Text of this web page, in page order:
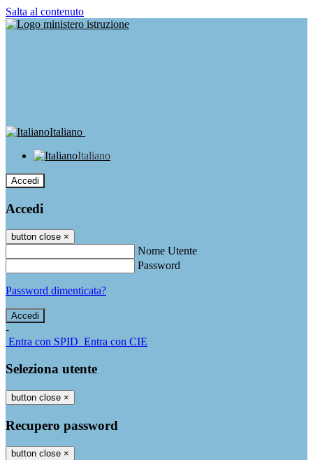
Salta al contenuto
Italiano
Italiano
Accedi
Accedi
button close ×
Nome Utente
Password
Password dimenticata?
-
Entra con SPID Entra con CIE
Seleziona utente
button close ×
Recupero password
button close ×